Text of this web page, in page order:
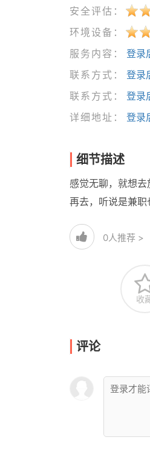
安全评估：
环境设备：
服务内容：
登录
联系方式：
登录
联系方式：
登录
详细地址：
登录
细节描述
感觉无聊，就想
再去，听说是兼
0人推荐 >
收
评论